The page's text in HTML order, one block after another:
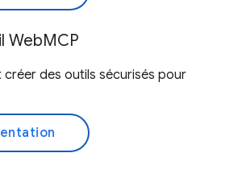
WebMCP
des outils sécurisés pour